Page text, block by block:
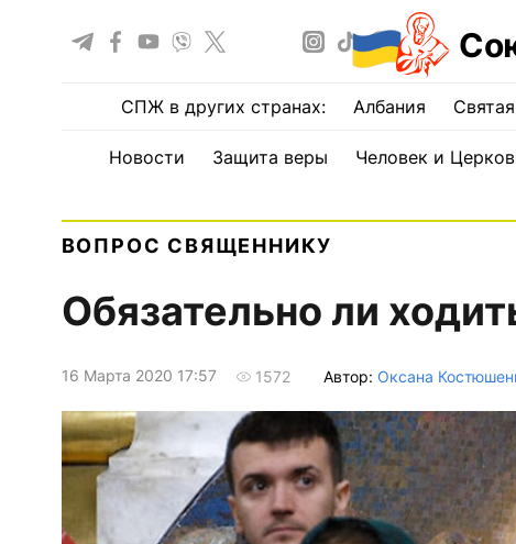
СПЖ в других странах: Албания
Новости Защита веры Человек и
ВОПРОС СВЯЩЕННИКУ
Обязательно ли
16 Марта 2020 17:57 1572 Автор: Оксана